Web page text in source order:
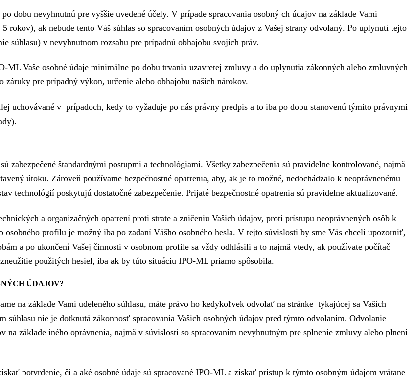
dobu nevyhnutnú pre vyššie uvedené účely. V prípade spracovania osobný ch údajov na základe Vami
rokov), ak nebude tento Váš súhlas so spracovaním osobných údajov z Vašej strany odvolaný. Po uplynutí tejto
súhlasu) v nevyhnutnom rozsahu pre prípadnú obhajobu svojich práv.
ML Vaše osobné údaje minimálne po dobu trvania uzavretej zmluvy a do uplynutia zákonných alebo zmluvných
pre prípadný výkon, určenie alebo obhajobu našich nárokov.
uchovávané v prípadoch, kedy to vyžaduje po nás právny predpis a to iba po dobu stanovenú týmito právnymi
zabezpečené štandardnými postupmi a technológiami. Všetky zabezpečenia sú pravidelne kontrolované, najmä
útoku. Zároveň používame bezpečnostné opatrenia, aby, ak je to možné, nedochádzalo k neoprávnenému
technológií poskytujú dostatočné zabezpečenie. Prijaté bezpečnostné opatrenia sú pravidelne aktualizované.
a organizačných opatrení proti strate a zničeniu Vašich údajov, proti prístupu neoprávnených osôb k
profilu je možný iba po zadaní Vášho osobného hesla. V tejto súvislosti by sme Vás chceli upozorniť,
a po ukončení Vašej činnosti v osobnom profile sa vždy odhlásili a to najmä vtedy, ak používate počítač
použitých hesiel, iba ak by túto situáciu IPO-ML priamo spôsobila.
ÚDAJOV?
na základe Vami udeleného súhlasu, máte právo ho kedykoľvek odvolať na stránke týkajúcej sa Vašich
súhlasu nie je dotknutá zákonnosť spracovania Vašich osobných údajov pred týmto odvolaním. Odvolanie
na základe iného oprávnenia, najmä v súvislosti so spracovaním nevyhnutným pre splnenie zmluvy alebo plnení
potvrdenie, či a aké osobné údaje sú spracované IPO-ML a získať prístup k týmto osobným údajom vrátane